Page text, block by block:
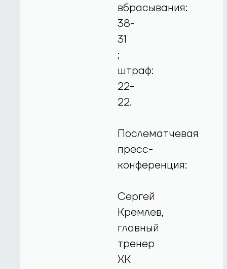
вбрасывания:
38-
31
;
штраф:
22-
22.
Послематчевая
пресс-
конференция:
Сергей
Кремлев,
главный
тренер
ХК